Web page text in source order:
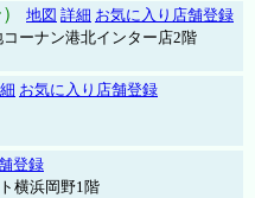
地図 詳細 お気に入り店舗登録
ーナン港北インター店2階
お気に入り店舗登録
登録
横浜岡野1階